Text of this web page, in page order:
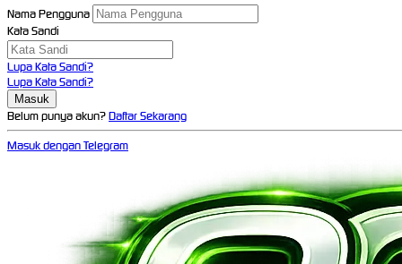
Nama Pengguna
Kata Sandi
Lupa Kata Sandi?
Lupa Kata Sandi?
Belum punya akun?Daftar Sekarang
Masuk dengan Telegram